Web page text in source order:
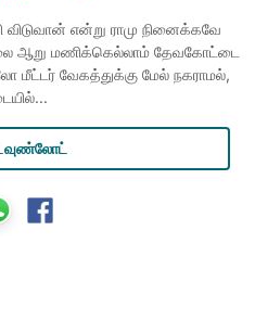
விடுவான் என்று ராமு நினைக்கவே
ஆறு மணிக்கெல்லாம் தேவகோட்டை
மீட்டர் வேகத்துக்கு மேல் நகராமல்,